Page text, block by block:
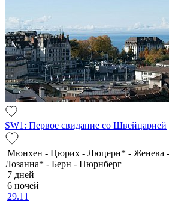
SW1: Первое свидание со Швейцарией
Мюнхен - Цюрих - Люцерн* - Женева
Лозанна* - Берн - Нюрнберг
7 дней
6 ночей
29.11